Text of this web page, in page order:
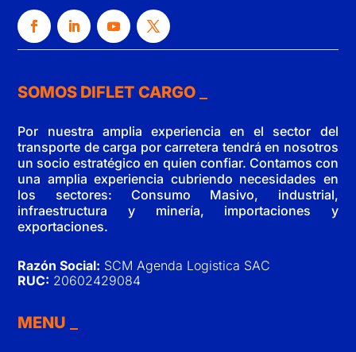
SOMOS DIFLET CARGO
Por nuestra amplia experiencia en el sector del
transporte de carga por carretera tendrá en nosotros
un socio estratégico en quien confiar. Contamos con
una amplia experiencia cubriendo necesidades en
los sectores: Consumo Masivo, industrial,
infraestructura y minería, importaciones y
exportaciones.
Razón Social: SCM Agenda Logistica SAC
RUC: 20602429084
MENU